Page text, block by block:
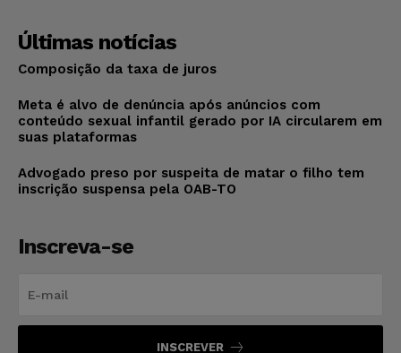
Últimas notícias
Composição da taxa de juros
Meta é alvo de denúncia após anúncios com
conteúdo sexual infantil gerado por IA circularem em
suas plataformas
Advogado preso por suspeita de matar o filho tem
inscrição suspensa pela OAB-TO
Inscreva-se
INSCREVER